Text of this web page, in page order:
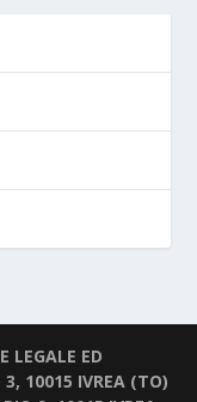
LEGALE ED
10015 IVREA (TO)